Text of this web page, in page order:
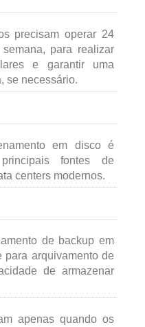
precisam operar 24
para realizar
e garantir uma
se necessário.
em disco é
fontes de
centers modernos.
de backup em
para arquivamento de
de armazenar
apenas quando os